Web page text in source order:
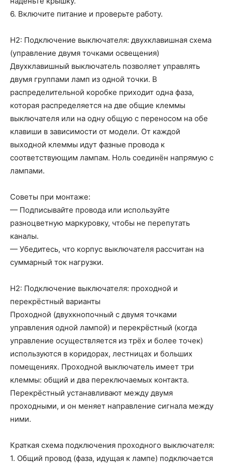
6. Включите питание и проверьте работу.
H2: Подключение выключателя: двухклавишная схема
(управление двумя точками освещения)
Двухклавишный выключатель позволяет управлять
двумя группами ламп из одной точки. В
распределительной коробке приходит одна фаза,
которая распределяется на две общие клеммы
выключателя или на одну общую с переносом на обе
клавиши в зависимости от модели. От каждой
выходной клеммы идут фазные провода к
соответствующим лампам. Ноль соединён напрямую с
лампами.
Советы при монтаже:
— Подписывайте провода или используйте
разноцветную маркуровку, чтобы не перепутать
каналы.
— Убедитесь, что корпус выключателя рассчитан на
суммарный ток нагрузки.
H2: Подключение выключателя: проходной и
перекрёстный варианты
Проходной (двухкнопочный с двумя точками
управления одной лампой) и перекрёстный (когда
управление осуществляется из трёх и более точек)
используются в коридорах, лестницах и больших
помещениях. Проходной выключатель имеет три
клеммы: общий и два переключаемых контакта.
Перекрёстный устанавливают между двумя
проходными, и он меняет направление сигнала между
ними.
Краткая схема подключения проходного выключателя:
1. Общий провод (фаза, идущая к лампе) подключается